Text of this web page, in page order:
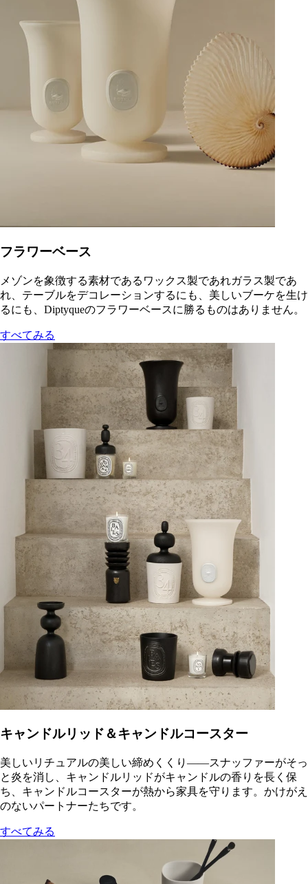
フラワーベース
メゾンを象徴する素材であるワックス製であれガラス製であ
れ、テーブルをデコレーションするにも、美しいブーケを生け
るにも、Diptyqueのフラワーベースに勝るものはありません。
すべてみる
キャンドルリッド＆キャンドルコースター
美しいリチュアルの美しい締めくくり――スナッファーがそっ
と炎を消し、キャンドルリッドがキャンドルの香りを長く保
ち、キャンドルコースターが熱から家具を守ります。かけがえ
のないパートナーたちです。
すべてみる